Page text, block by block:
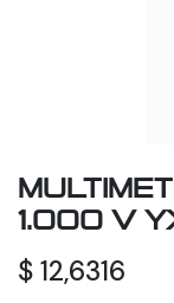
1.000 V
$ 12,6316